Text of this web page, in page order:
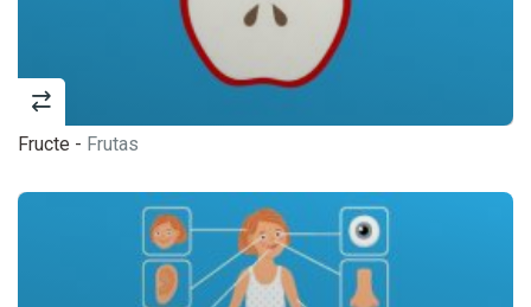
Fructe - Frutas